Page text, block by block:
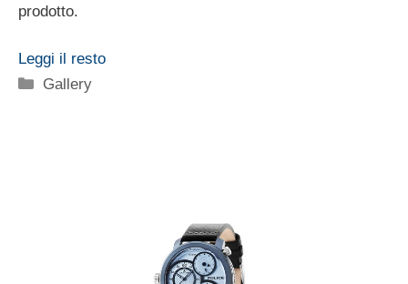
prodotto.
Leggi il resto
Categorie
Gallery